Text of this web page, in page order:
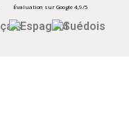
Évaluation sur Google 4,9/5